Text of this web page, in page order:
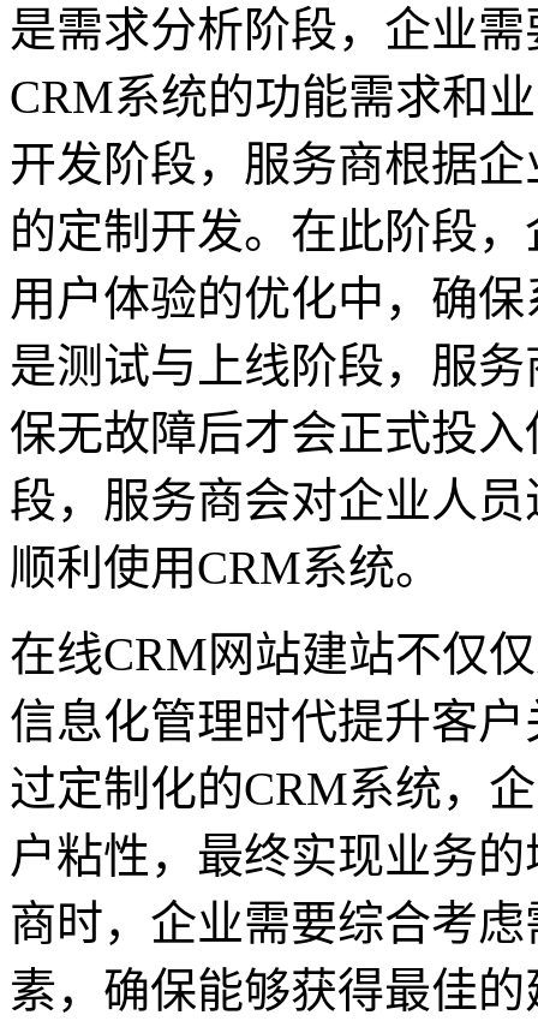
是需求分析阶段，企业
CRM系统的功能需求和
开发阶段，服务商根据
的定制开发。在此阶段
用户体验的优化中，确
是测试与上线阶段，服
保无故障后才会正式投
段，服务商会对企业人
顺利使用CRM系统。
在线CRM网站建站不仅
信息化管理时代提升客
过定制化的CRM系统，
户粘性，最终实现业务
商时，企业需要综合考
素，确保能够获得最佳